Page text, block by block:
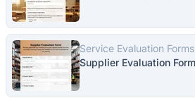
Service Evaluation Forms
Supplier Evaluation